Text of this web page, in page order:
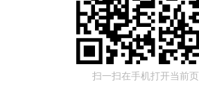
扫一扫在手机打开当前页